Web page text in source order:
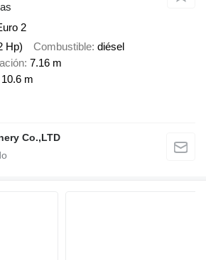
2
Hp) Combustible diésel
7.16 m
10.6 m
Co.,LTD